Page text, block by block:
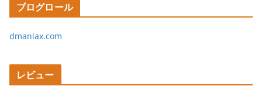
ブログロール
dmaniax.com
レビュー